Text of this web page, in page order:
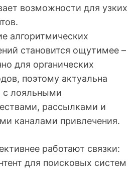
возможности для узких
алгоритмических
становится ощутимее –
для органических
поэтому актуальна
с лояльными
рассылками и
каналами привлечения.
работают связки:
для поисковых систем